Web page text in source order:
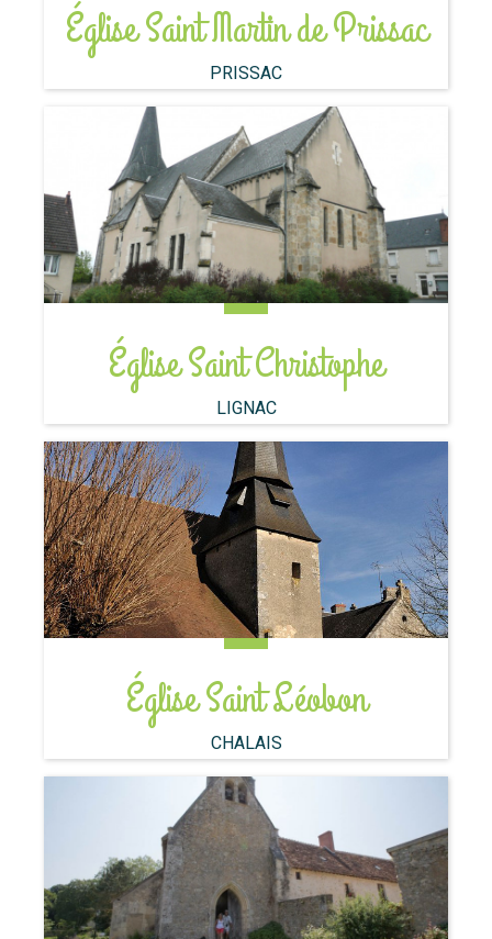
Église Saint Martin de Prissac
PRISSAC
Église Saint Christophe
LIGNAC
Église Saint Léobon
CHALAIS